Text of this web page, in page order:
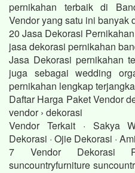
pernikahan terbaik di
Vendor yang satu ini banyak
20 Jasa Dekorasi
jasa dekorasi pernikahan
Jasa Dekorasi pernikahan
juga sebagai wedding
pernikahan lengkap
Daftar Harga Paket Vendor
vendor › dekorasi
Vendor Terkait · Sakya
Dekorasi · Ojie Dekorasi ·
7 Vendor Dekorasi
suncountryfurniture